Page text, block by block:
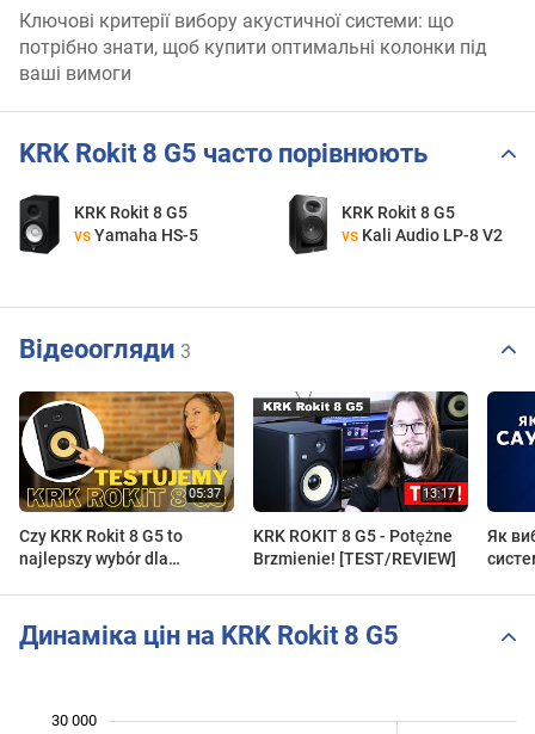
Ключові критерії вибору акустичної системи: що
потрібно знати, щоб купити оптимальні колонки під
ваші вимоги
KRK Rokit 8 G5 часто порівнюють
KRK Rokit 8 G5
vs Yamaha HS-5
KRK Rokit 8 G5
vs Kali Audio LP-8 V2
Відеоогляди 3
Czy KRK Rokit 8 G5 to
najlepszy wybór dla
KRK ROKIT 8 G5 - Potężne
Brzmienie! [TEST/REVIEW]
Як
Динаміка цін на KRK Rokit 8 G5
30 000